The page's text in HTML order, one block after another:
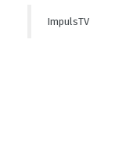
ImpulsTV